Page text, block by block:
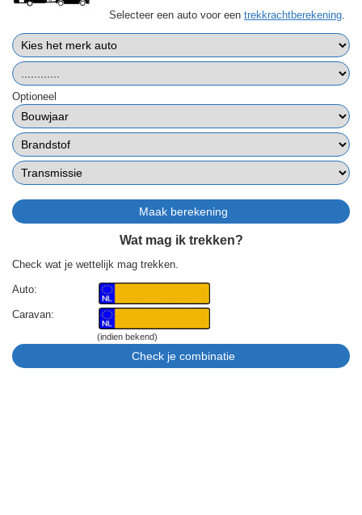
Selecteer een auto voor een trekkrachtberekening
Optioneel
Wat mag ik trekken?
Check wat je wettelijk mag trekken.
Auto:
Caravan:
(indien bekend)